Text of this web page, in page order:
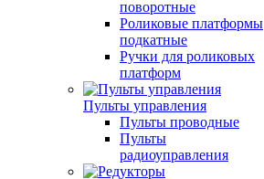
поворотные
Роликовые платформы
подкатные
Ручки для роликовых
платформ
Пульты управления
Пульты проводные
Пульты
радиоуправления